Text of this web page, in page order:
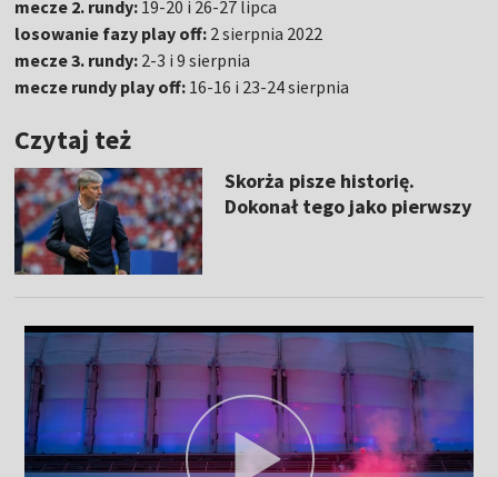
mecze 2. rundy: 19-20 i 26-27 lipca
losowanie fazy play off: 2 sierpnia 2022
mecze 3. rundy: 2-3 i 9 sierpnia
mecze rundy play off: 16-16 i 23-24 sierpnia
Czytaj też
Skorża pisze historię.
Dokonał tego jako pierwszy